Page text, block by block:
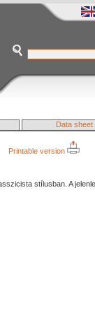
Data sheet
Printable version
stílusban. A